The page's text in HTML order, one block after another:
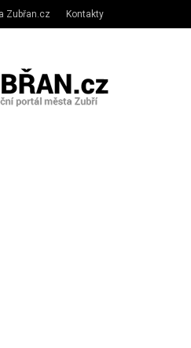
Zubřan.cz Kontakty